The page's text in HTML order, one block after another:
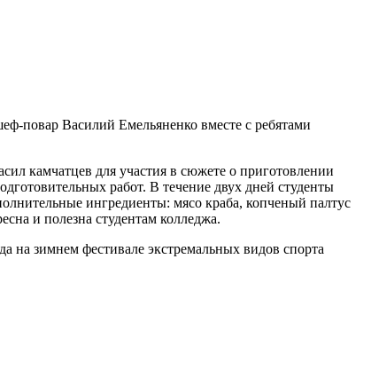
повар Василий Емельяненко вместе с ребятами
камчатцев для участия в сюжете о приготовлении
работ. В течение двух дней студенты
ингредиенты: мясо краба, копченый палтус
и полезна студентам колледжа.
на зимнем фестивале экстремальных видов спорта